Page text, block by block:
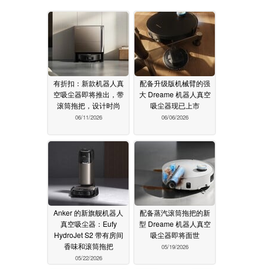
有折扣：新款机器人真
空吸尘器即将推出，带
滚筒拖把，设计时尚
06/11/2026
配备升级版机械臂的强
大 Dreame 机器人真空
吸尘器现已上市
06/06/2026
Anker 的新旗舰机器人
真空吸尘器：Eufy
HydroJet S2 带有房间
香味和滚筒拖把
05/22/2026
配备蒸汽滚筒拖把的新
型 Dreame 机器人真空
吸尘器即将面世
05/19/2026